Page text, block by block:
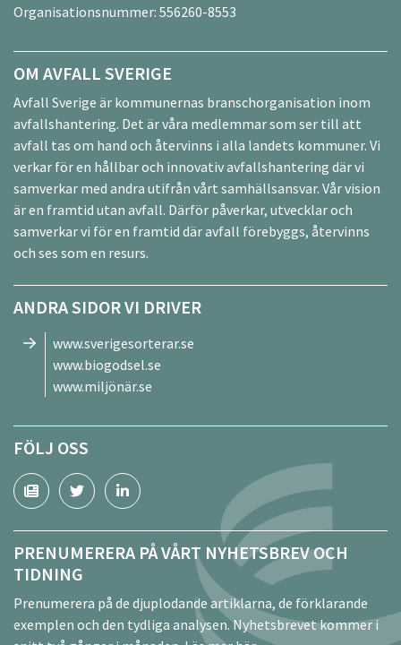
Organisationsnummer: 556260-8553
OM AVFALL SVERIGE
Avfall Sverige är kommunernas branschorganisation inom
avfallshantering. Det är våra medlemmar som ser till att
avfall tas om hand och återvinns i alla landets kommuner. Vi
verkar för en hållbar och innovativ avfallshantering där vi
samverkar med andra utifrån vårt samhällsansvar. Vår vision
är en framtid utan avfall. Därför påverkar, utvecklar och
samverkar vi för en framtid där avfall förebyggs, återvinns
och ses som en resurs.
ANDRA SIDOR VI DRIVER
www.sverigesorterar.se
www.biogodsel.se
www.miljönär.se
FÖLJ OSS
PRENUMERERA PÅ VÅRT NYHETSBREV OCH
TIDNING
Prenumerera på de djuplodande artiklarna, de förklarande
exemplen och den tydliga analysen. Nyhetsbrevet kommer i